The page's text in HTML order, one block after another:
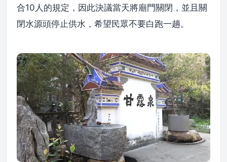
合10人的規定，因此決議當天將廟門關閉，並且關
閉水源頭停止供水，希望民眾不要白跑一趟。